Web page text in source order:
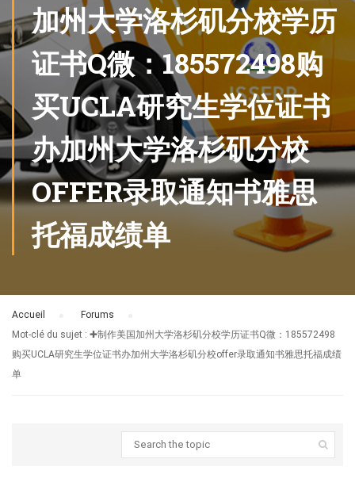
加州大学洛杉矶分校学历
证书Q微：185572498购
买UCLA研究生学位证书
办加州大学洛杉矶分校
OFFER录取通知书雅思
托福成绩单
Accueil Forums
Mot-clé du sujet : ✚制作美国加州大学洛杉矶分校学历证书Q微：185572498
购买UCLA研究生学位证书办加州大学洛杉矶分校offer录取通知书雅思托福成绩
单